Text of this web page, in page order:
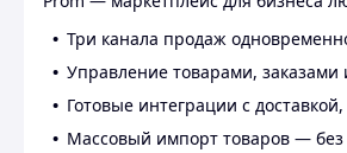
Три канала продаж
Управление товарами,
Готовые интеграции с
Массовый импорт товаров — без